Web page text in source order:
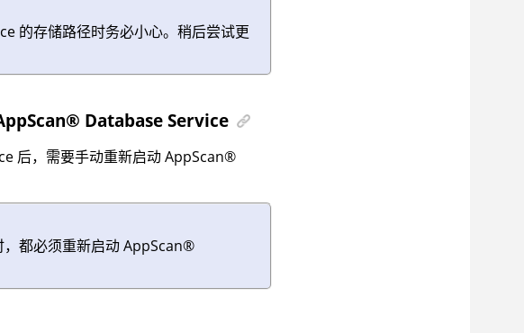
的存储路径时务必小心。稍后尝试更
® Database Service
后，需要手动重新启动AppScan®
都必须重新启动AppScan®